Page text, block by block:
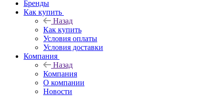
Бренды
Как купить
Назад
Как купить
Условия оплаты
Условия доставки
Компания
Назад
Компания
О компании
Новости